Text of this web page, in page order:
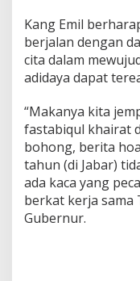
Kang Emil
berjalan dengan
cita dalam
adidaya dapat
“Makanya kita
fastabiqul khairat
bohong, berita
tahun (di Jabar)
ada kaca yang
berkat kerja sama
Gubernur.